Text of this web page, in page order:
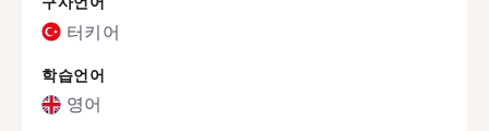
터키어
학습언어
영어